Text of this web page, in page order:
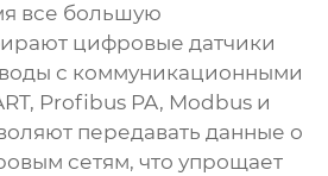
все большую
цифровыедатчики
с коммуникационными
Profibus PA, Modbus и
передавать данные о
сетям, что упрощает